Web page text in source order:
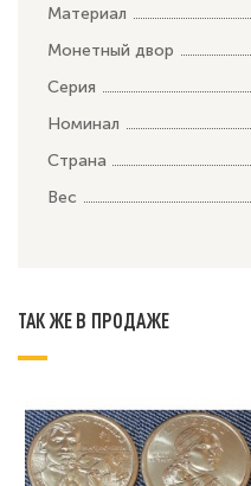
Материал
Монетный двор
Серия
Номинал
Страна
Вес
ТАК ЖЕ В ПРОДАЖЕ